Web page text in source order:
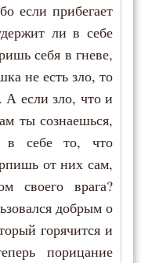
если прибегает
ли в себе
себя в гневе,
не есть зло, то
А если зло, что и
ты сознаешься,
в себе то, что
от них сам,
своего врага?
добрым о
горячится и
порицание